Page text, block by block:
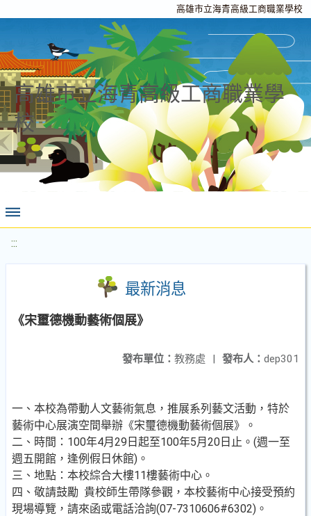
高雄市立海青高級工商職業學校
高雄市立海青高級工商職業學
校
:::
最新消息
《宋璽德機動藝術個展》
發布人： dep301
發布單位： 教務處 |
一、本校為帶動人文藝術氣息，推展系列藝文活動，特於
藝術中心展演空間舉辦《宋璽德機動藝術個展》。
二、時間：100年4月29日起至100年5月20日止。(週一至
週五開館，逢例假日休館)。
三、地點：本校綜合大樓11樓藝術中心。
四、敬請鼓勵 貴校師生帶隊參觀，本校藝術中心接受預約
現場導覽，請來函或電話洽詢(07-7310606#6302)。